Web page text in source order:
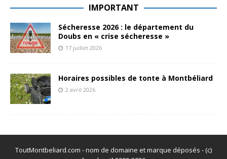
IMPORTANT
Sécheresse 2026 : le département du
Doubs en « crise sécheresse »
17 juillet 2026
Horaires possibles de tonte à Montbéliard
2 avril 2026
ToutMontbeliard.com - nom de domaine et marque déposés - (c)